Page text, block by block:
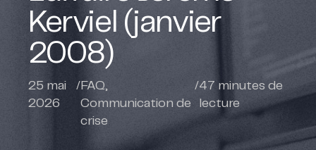
Kerviel (janvier
2008)
25 mai
2026
/FAQ,
Communication de
crise
/47 minutes de
lecture